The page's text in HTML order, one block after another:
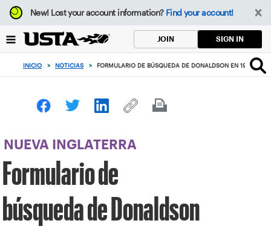
Enfoque
desde
botón
volver
principio
New!Lost your account information? Find your account!
JOIN SIGN IN
INICIO > NOTICIAS > FORMULARIO DE BÚSQUEDA DE DONALDSON EN 19
NUEVA INGLATERRA
Formulario de
búsqueda de Donaldson